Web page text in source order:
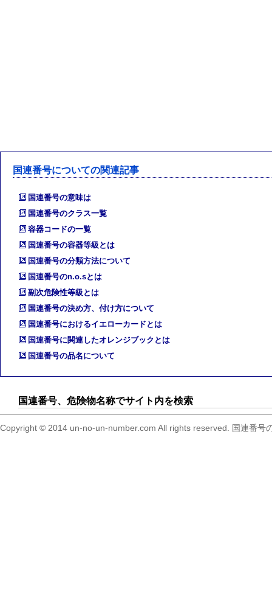
国連番号についての関連記事
国連番号の意味は
国連番号のクラス一覧
容器コードの一覧
国連番号の容器等級とは
国連番号の分類方法について
国連番号のn.o.sとは
副次危険性等級とは
国連番号の決め方、付け方について
国連番号におけるイエローカードとは
国連番号に関連したオレンジブックとは
国連番号の品名について
国連番号、危険物名称でサイト内を検索
Copyright © 2014 un-no-un-number.com All rights reserved. 国連番号